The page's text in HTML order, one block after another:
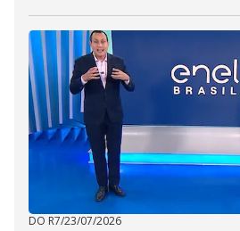
DO R7/23/07/2026